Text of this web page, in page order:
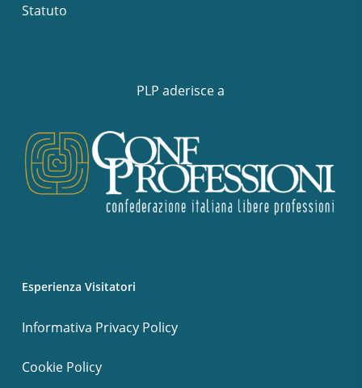
Statuto
PLP aderisce a
Esperienza Visitatori
Informativa Privacy Policy
Cookie Policy